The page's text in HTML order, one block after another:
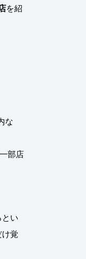
を紹
な
部店
とい
け覚